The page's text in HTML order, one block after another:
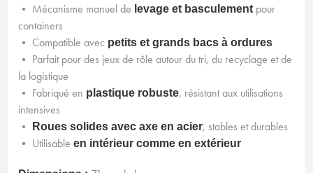
• Mécanisme manuel de levage et basculement pour
containers
• Compatible avec petits et grands bacs à ordures
• Parfait pour des jeux de rôle autour du tri, du recyclage et de
la logistique
• Fabriqué en plastique robuste, résistant aux utilisations
intensives
•
Roues solides avec axe en acier, stables et durables
• Utilisableen intérieur comme en extérieur